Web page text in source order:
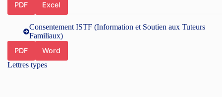
PDF
Excel
Consentement ISTF (Information et Soutien aux Tuteurs
Familiaux)
PDF
Word
Lettres types